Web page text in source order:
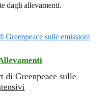
dagli allevamenti.
di Greenpeace sulle